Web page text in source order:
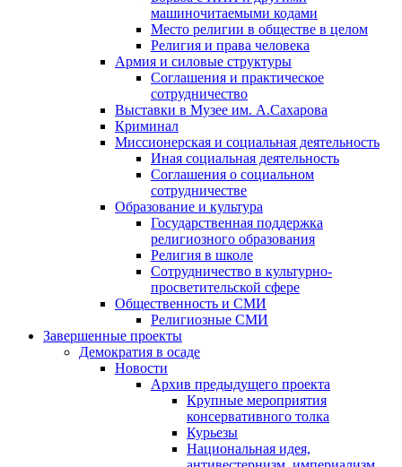
машиночитаемыми кодами
Место религии в обществе в целом
Религия и права человека
Армия и силовые структуры
Соглашения и практическое
сотрудничество
Выставки в Музее им. А.Сахарова
Криминал
Миссионерская и социальная деятельность
Иная социальная деятельность
Соглашения о социальном
сотрудничестве
Образование и культура
Государственная поддержка
религиозного образования
Религия в школе
Сотрудничество в культурно-
просветительской сфере
Общественность и СМИ
Религиозные СМИ
Завершенные проекты
Демократия в осаде
Новости
Архив предыдущего проекта
Крупные мероприятия
консервативного толка
Курьезы
Национальная идея,